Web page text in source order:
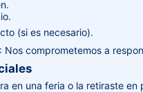
(si es necesario).
: Nos comprometemos a
en una feria o la retiraste